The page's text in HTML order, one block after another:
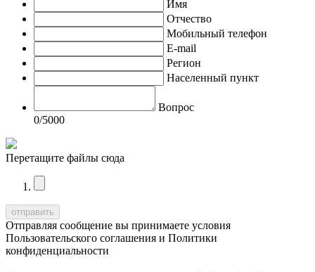
Имя
Отчество
Мобильный телефон
E-mail
Регион
Населенный пункт
Вопрос
0/5000
Перетащите файлы сюда
Отправляя сообщение вы принимаете условия
Пользовательского соглашения и Политики
конфиденциальности